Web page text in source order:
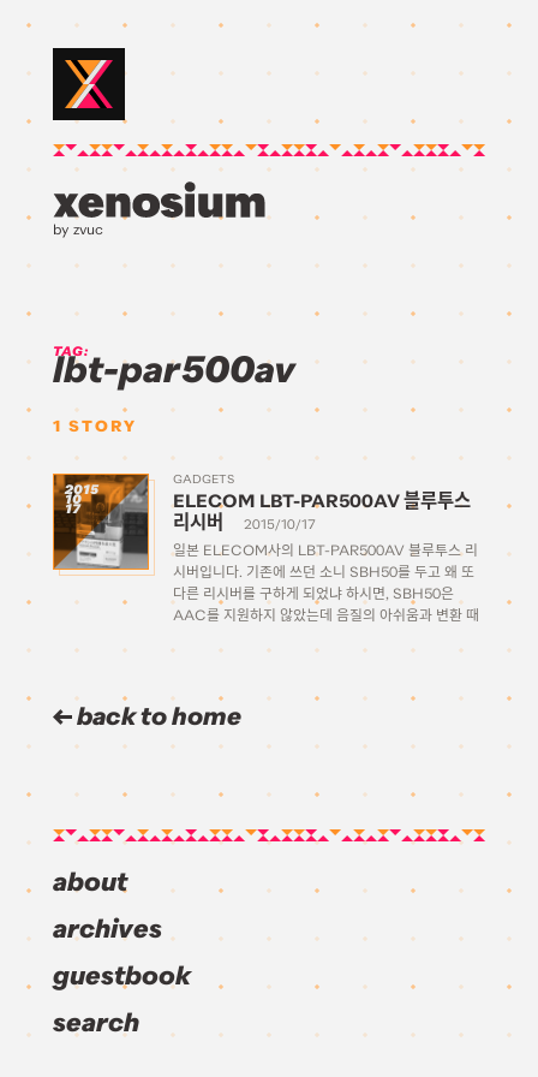
by zvuc
TAG:
lbt-par500av
1 STORY
2015
10
17
GADGETS
ELECOM LBT-PAR500AV 블루투스
리시버
2015/10/17
일본 ELECOM사의 LBT-PAR500AV 블루투스 리
시버입니다. 기존에 쓰던 소니 SBH50를 두고 왜 또
다른 리시버를 구하게 되었냐 하시면, SBH50은
AAC를 지원하지 않았는데 음질의 아쉬움과 변환 때
back to home
about
archives
guestbook
search